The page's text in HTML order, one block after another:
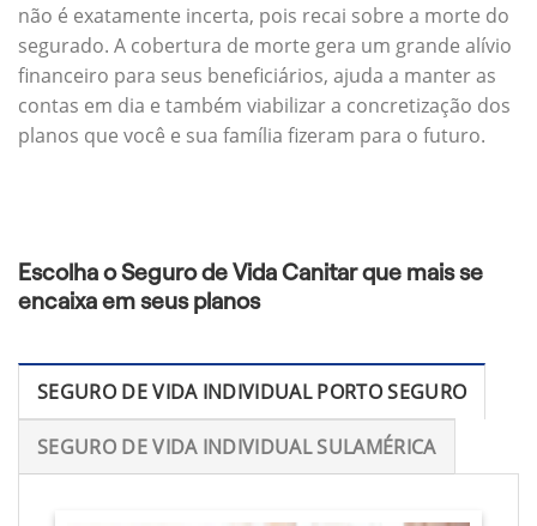
não é exatamente incerta, pois recai sobre a morte do
segurado. A cobertura de morte gera um grande alívio
financeiro para seus beneficiários, ajuda a manter as
contas em dia e também viabilizar a concretização dos
planos que você e sua família fizeram para o futuro.
Escolha o Seguro de Vida Canitar que mais se
encaixa em seus planos
SEGURO DE VIDA INDIVIDUAL PORTO SEGURO
SEGURO DE VIDA INDIVIDUAL SULAMÉRICA